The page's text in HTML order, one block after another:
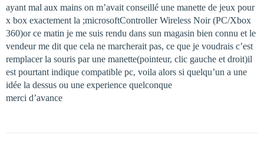
ayant mal aux mains on m’avait conseillé une manette de jeux pour
x box exactement la ;microsoftController Wireless Noir (PC/Xbox
360)or ce matin je me suis rendu dans sun magasin bien connu et le
vendeur me dit que cela ne marcherait pas, ce que je voudrais c’est
remplacer la souris par une manette(pointeur, clic gauche et droit)il
est pourtant indique compatible pc, voila alors si quelqu’un a une
idée la dessus ou une experience quelconque
merci d’avance